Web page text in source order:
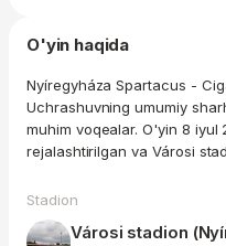
O'yin haqida
Nyíregyháza Spartacus -
Uchrashuvning umumiy
muhim voqealar. O'yin 8 iyul
rejalashtirilgan va Városi
Stadion
Városi stadion